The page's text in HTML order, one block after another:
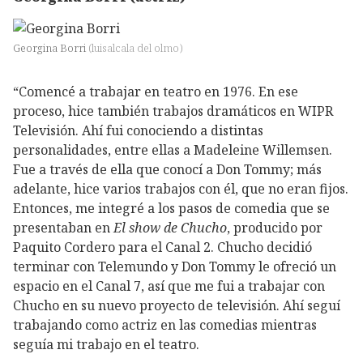
Georgina Borri (luisalcala del olmo)
“Comencé a trabajar en teatro en 1976. En ese
proceso, hice también trabajos dramáticos en WIPR
Televisión. Ahí fui conociendo a distintas
personalidades, entre ellas a Madeleine Willemsen.
Fue a través de ella que conocí a Don Tommy; más
adelante, hice varios trabajos con él, que no eran fijos.
Entonces, me integré a los pasos de comedia que se
presentaban enEl show de Chucho, producido por
Paquito Cordero para el Canal 2. Chucho decidió
terminar con Telemundo y Don Tommy le ofreció un
espacio en el Canal 7, así que me fui a trabajar con
Chucho en su nuevo proyecto de televisión. Ahí seguí
trabajando como actriz en las comedias mientras
seguía mi trabajo en el teatro.